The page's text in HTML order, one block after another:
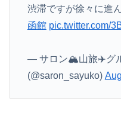
渋滞ですが徐々に進
函館 pic.twitter.com/
— サロン🏔山旅✈️グ
(@saron_sayuko)